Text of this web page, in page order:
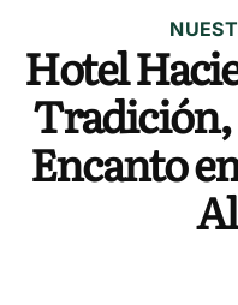
Hotel
Encanto